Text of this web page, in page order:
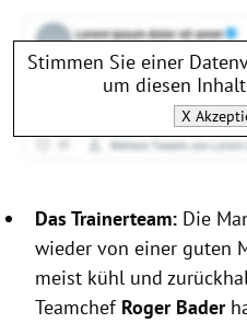
Stimmen Sie einer
um diesen
X
Das Trainerteam: Die
wieder von einer guten
meist kühl und
Teamchef Roger Bader